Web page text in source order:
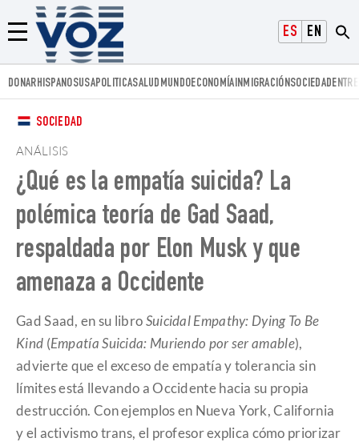
ESPAÑOLENGLISH
Menú
Voz.us
DONARHISPANOSUSAPOLITICASALUD MUNDOECONOMÍAINMIGRACIÓNSOCIEDAD
SOCIEDAD
ANÁLISIS
¿Qué es la empatía suicida? La
polémica teoría de Gad Saad,
respaldada por Elon Musk y que
amenaza a Occidente
Gad Saad, en su libroSuicidal Empathy: Dying To Be
Kind (Empatía Suicida: Muriendo por ser amable),
advierte que el exceso de empatía y tolerancia sin
límites está llevando a Occidente hacia su propia
destrucción. Con ejemplos en Nueva York, California
y el activismo trans, el profesor explica cómo priorizar